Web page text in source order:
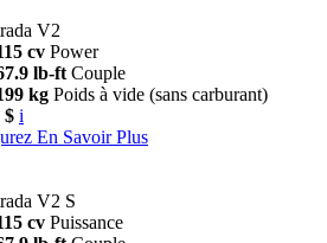
V2
cv Power
lb-ft Couple
kg Poids à vide (sans carburant)
$ i
En Savoir Plus
V2 S
cv Puissance